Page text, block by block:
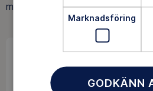
med att skydda allemansrätten.
Marknadsföring
GODKÄNN